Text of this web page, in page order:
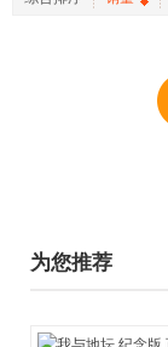
为您推荐